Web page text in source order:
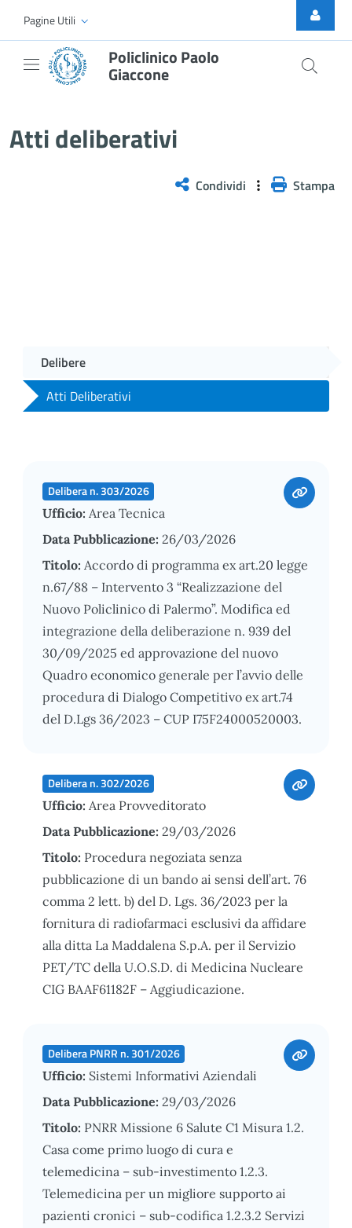
Skip to Main Content
Pagine Utili
Policlinico Paolo
Giaccone
Atti deliberativi
Condividi Stampa
Delibere
Atti Deliberativi
Delibera n. 303/2026
Ufficio: Area Tecnica
Data Pubblicazione: 26/03/2026
Titolo: Accordo di programma ex art.20 legge
n.67/88 – Intervento 3 “Realizzazione del
Nuovo Policlinico di Palermo”. Modifica ed
integrazione della deliberazione n. 939 del
30/09/2025 ed approvazione del nuovo
Quadro economico generale per l’avvio delle
procedura di Dialogo Competitivo ex art.74
del D.Lgs 36/2023 – CUP I75F24000520003.
Delibera n. 302/2026
Ufficio: Area Provveditorato
Data Pubblicazione: 29/03/2026
Titolo: Procedura negoziata senza
pubblicazione di un bando ai sensi dell’art. 76
comma 2 lett. b) del D. Lgs. 36/2023 per la
fornitura di radiofarmaci esclusivi da affidare
alla ditta La Maddalena S.p.A. per il Servizio
PET/TC della U.O.S.D. di Medicina Nucleare
CIG BAAF61182F – Aggiudicazione.
Delibera PNRR n. 301/2026
Ufficio: Sistemi Informativi Aziendali
Data Pubblicazione: 29/03/2026
Titolo: PNRR Missione 6 Salute C1 Misura 1.2.
Casa come primo luogo di cura e
telemedicina – sub-investimento 1.2.3.
Telemedicina per un migliore supporto ai
pazienti cronici – sub-codifica 1.2.3.2 Servizi